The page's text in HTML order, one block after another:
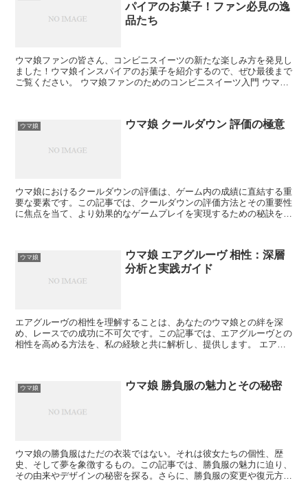
パイアのお菓子！ファン必見の逸
品たち
ウマ娘ファンの皆さん、コンビニスイーツの新たな楽しみ方を発見し
ました！ウマ娘インスパイアのお菓子を紹介するので、ぜひ最後まで
ご覧ください。 ウマ娘ファンのためのコンビニスイーツ入門 ウマ娘
ウマ娘 ウマ娘 クールダウン 評価の極意
ウマ娘におけるクールダウンの評価は、ゲーム内の成績に直結する重
要な要素です。この記事では、クールダウンの評価方法とその重要性
に焦点を当て、より効果的なゲームプレイを実現するための秘訣を提
ウマ娘
ウマ娘 エアグルーヴ 相性：深層
分析と実践ガイド
エアグルーヴの相性を理解することは、あなたのウマ娘との絆を深
め、レースでの成功に不可欠です。この記事では、エアグルーヴとの
相性を高める方法を、私の経験と共に解析し、提供します。 エアグ
ウマ娘 ウマ娘 勝負服の魅力とその秘密
ウマ娘の勝負服はただの衣装ではない。それは彼女たちの個性、歴
史、そして夢を象徴するもの。この記事では、勝負服の魅力に迫り、
その由来やデザインの秘密を探る。さらに、勝負服の変更や復元方法